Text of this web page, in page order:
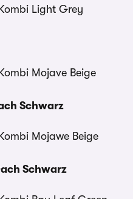
Schwarz
Schwarz